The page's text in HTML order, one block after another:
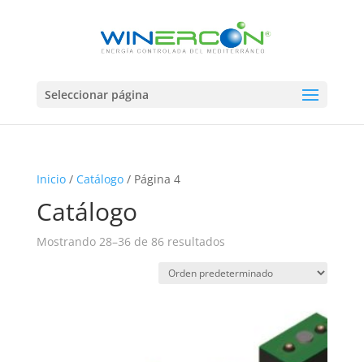
Seleccionar página
Inicio/ Catálogo/ Página 4
Catálogo
Mostrando 28–36 de 86 resultados